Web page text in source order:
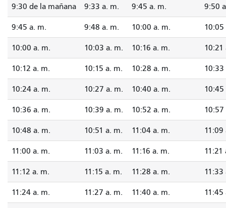
9:30 de la mañana 9:33 a. m. 9:45 a. m. 9:50
9:45 a. m. 9:48 a. m. 10:00 a. m. 10:05
10:00 a. m. 10:03 a. m. 10:16 a. m. 10:21
10:12 a. m. 10:15 a. m. 10:28 a. m. 10:33
10:24 a. m. 10:27 a. m. 10:40 a. m. 10:45
10:36 a. m. 10:39 a. m. 10:52 a. m. 10:57
10:48 a. m. 10:51 a. m. 11:04 a. m. 11:09
11:00 a. m. 11:03 a. m. 11:16 a. m. 11:21
11:12 a. m. 11:15 a. m. 11:28 a. m. 11:33
11:24 a. m. 11:27 a. m. 11:40 a. m. 11:45